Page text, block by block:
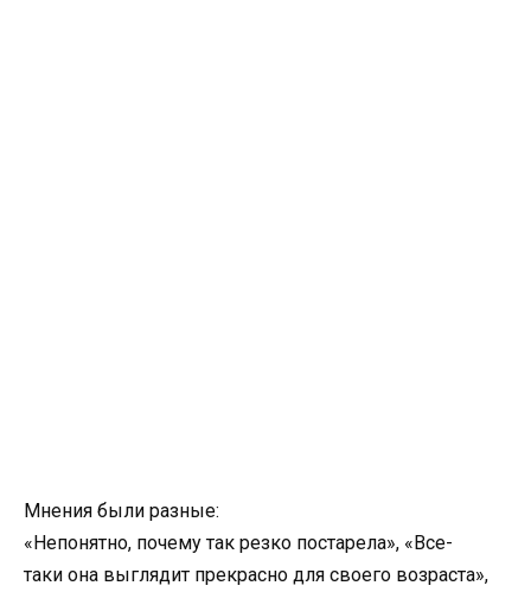
Мнения были разные:
«Непонятно, почему так резко постарела», «Все-
таки она выглядит прекрасно для своего возраста»,